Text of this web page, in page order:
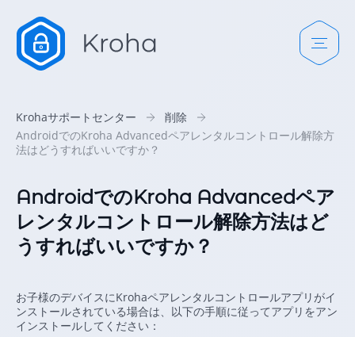
Krohaサポートセンター
削除
AndroidでのKroha Advancedペアレンタルコントロール解除方
法はどうすればいいですか？
AndroidでのKroha Advancedペア
レンタルコントロール解除方法はど
うすればいいですか？
お子様のデバイスにKrohaペアレンタルコントロールアプリがイ
ンストールされている場合は、以下の手順に従ってアプリをアン
インストールしてください：